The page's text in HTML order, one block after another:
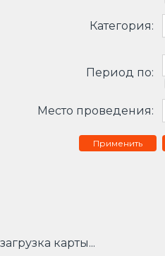
Категория:
Период по:
Место проведения:
загрузка карты...